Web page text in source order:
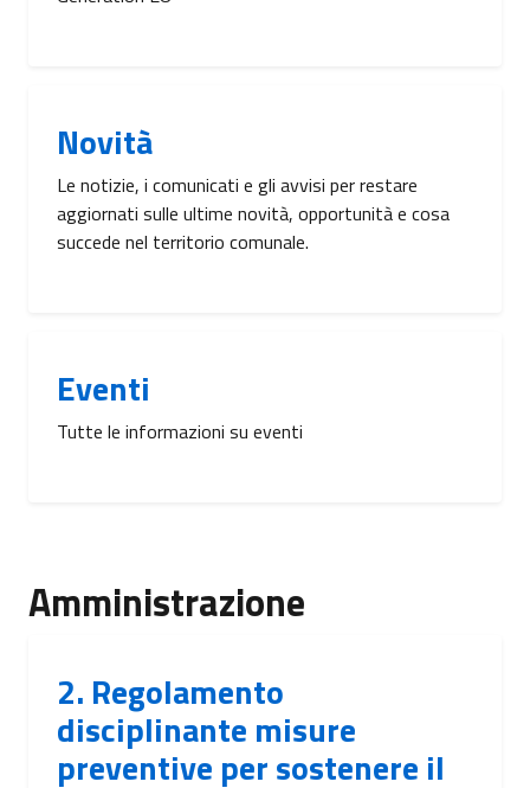
Novità
Le notizie, i comunicati e gli avvisi per restare
aggiornati sulle ultime novità, opportunità e cosa
succede nel territorio comunale.
Eventi
Tutte le informazioni su eventi
Amministrazione
2. Regolamento
disciplinante misure
preventive per sostenere il